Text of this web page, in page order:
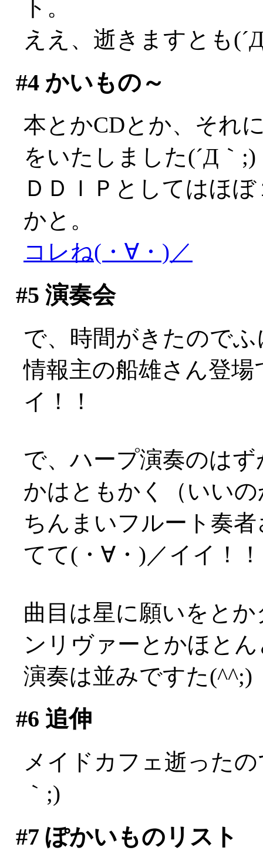
ト。
ええ、逝きますとも
#4かいもの～
本とかCDとか、それ
をいたしました(´Д｀;)
ＤＤＩＰとしてはほ
かと。
コレね(・∀・)／
#5 演奏会
で、時間がきたので
情報主の船雄さん登
イ！！
で、ハープ演奏のは
かはともかく（いい
ちんまいフルート奏
てて(・∀・)／イイ！！
曲目は星に願いをと
ンリヴァーとかほと
演奏は並みですた(^^;)
#6 追伸
メイドカフェ逝った
｀;)
#7 ぽかいものリスト